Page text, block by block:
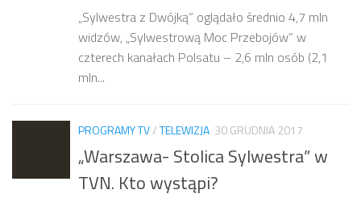
„Sylwestra z Dwójką” oglądało średnio 4,7 mln
widzów, „Sylwestrową Moc Przebojów” w
czterech kanałach Polsatu – 2,6 mln osób (2,1
mln...
PROGRAMY TV/TELEWIZJA 30 GRUDNIA 2017
„Warszawa- Stolica Sylwestra” w
TVN. Kto wystąpi?